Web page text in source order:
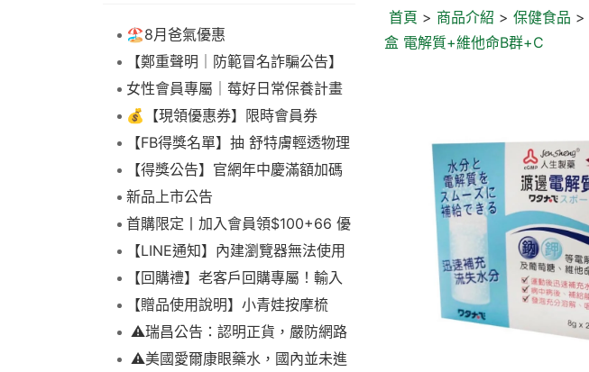
🏖️8月爸氣優惠
【鄭重聲明｜防範冒名詐騙公告】
女性會員專屬｜莓好日常保養計畫
💰【現領優惠券】限時會員券
【FB得獎名單】抽 舒特膚輕透物理
低敏防曬霜乙名(8/4報到截止)
【得獎公告】官網年中慶滿額加碼
抽FIKA蒸煮料理組2名(7/31截止)
新品上市公告
首購限定丨加入會員領$100+66 優
惠！【LINE通知】內建瀏覽器無法使用
下拉選單
【回購禮】老客戶回購專屬！輸入
折扣碼現折$100
【贈品使用說明】小青娃按摩梳
⚠️瑞昌公告：認明正貨，嚴防網路
詐騙⚠️美國愛爾康眼藥水，國內並未進
首頁 > 商品介紹 > 保健食品 >
盒 電解質+維他命B群+C